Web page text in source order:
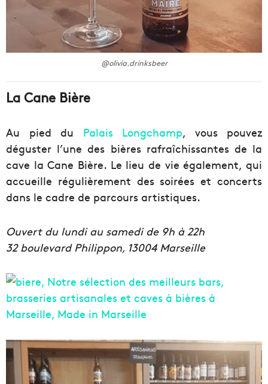
@olivia.drinksbeer
La Cane Bière
Au pied du Palais Longchamp, vous pouvez
déguster l’une des bières rafraîchissantes de la
cave la Cane Bière. Le lieu de vie également, qui
accueille régulièrement des soirées et concerts
dans le cadre de parcours artistiques.
Ouvert du lundi au samedi de 9h à 22h
32 boulevard Philippon, 13004 Marseille